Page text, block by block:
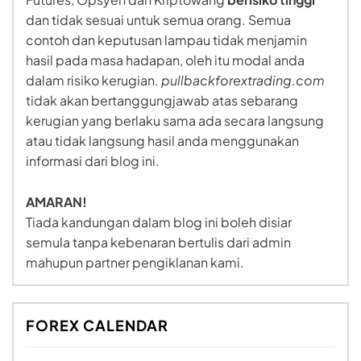
dan tidak sesuai untuk semua orang. Semua
contoh dan keputusan lampau tidak menjamin
hasil pada masa hadapan, oleh itu modal anda
dalam risiko kerugian. pullbackforextrading.com
tidak akan bertanggungjawab atas sebarang
kerugian yang berlaku sama ada secara langsung
atau tidak langsung hasil anda menggunakan
informasi dari blog ini.
AMARAN!
Tiada kandungan dalam blog ini boleh disiar
semula tanpa kebenaran bertulis dari admin
mahupun partner pengiklanan kami.
FOREX CALENDAR